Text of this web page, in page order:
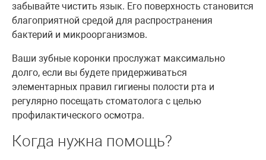
забывайте чистить язык. Его поверхность становится
благоприятной средой для распространения
бактерий и микроорганизмов.
Ваши зубные коронки прослужат максимально
долго, если вы будете придерживаться
элементарных правил гигиены полости рта и
регулярно посещать стоматолога с целью
профилактического осмотра.
Когда нужна помощь?